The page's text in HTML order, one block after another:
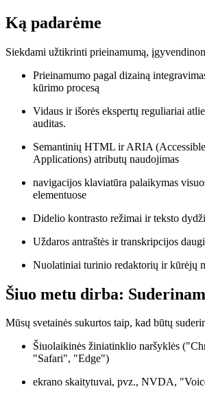
Ką padarėme
Siekdami užtikrinti prieinamumą,
Prieinamumo pagal dizainą
kūrimo procesą
Vidaus ir išorės ekspertų reguliariai
auditas.
Semantinių HTML ir ARIA
Applications) atributų naudojimas
navigacijos klaviatūra palaikymas
elementuose
Didelio kontrasto režimai ir teksto
Uždaros antraštės ir transkripcijos
Nuolatiniai turinio redaktorių ir kūrėjų
Šiuo metu dirba:
Mūsų svetainės sukurtos taip, kad būtų
Šiuolaikinės žiniatinklio naršyklės
"Safari", "Edge")
ekrano skaitytuvai, pvz., NVDA,